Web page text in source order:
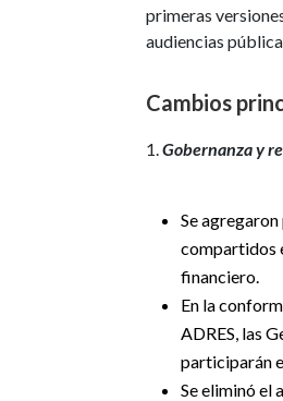
primeras
audiencias
Cambios
Gobernanza y
Se
compartidos
financiero.
En la
ADRES, las
participarán
Se eliminó